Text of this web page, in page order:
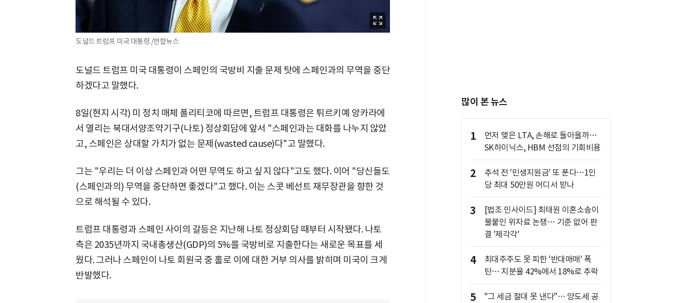
도널드 트럼프 미국 대통령./연합뉴스
도널드 트럼프 미국 대통령이 스페인의 국방비 지출 문제 탓에 스페인과의 무역을 중단
하겠다고 말했다.
8일(현지 시각) 미 정치 매체 폴리티코에 따르면, 트럼프 대통령은 튀르키예 앙카라에
서 열리는 북대서양조약기구(나토) 정상회담에 앞서 "스페인과는 대화를 나누지 않았
고, 스페인은 상대할 가치가 없는 문제(wasted cause)다"고 말했다.
그는 "우리는 더 이상 스페인과 어떤 무역도 하고 싶지 않다"고도 했다. 이어 "당신들도
(스페인과의) 무역을 중단하면 좋겠다"고 했다. 이는 스콧 베선트 재무장관을 향한 것
으로 해석될 수 있다.
트럼프 대통령과 스페인 사이의 갈등은 지난해 나토 정상회담 때부터 시작됐다. 나토
측은 2035년까지 국내총생산(GDP)의 5%를 국방비로 지출한다는 새로운 목표를 세
웠다. 그러나 스페인이 나토 회원국 중 홀로 이에 대한 거부 의사를 밝히며 미국이 크게
반발했다.
많이 본 뉴스
1
먼저 맺은 LTA, 손해로 돌아올까…
SK하이닉스, HBM 선점의 기회비용
2
추석 전 '민생지원금' 또 푼다…1인
당 최대 50만원 어디서 받나
3
[법조 인사이드] 최태원 이혼소송이
불붙인 위자료 논쟁… 기준 없어 판
결 '제각각'
4
최대주주도 못 피한 '반대매매' 폭
탄… 지분율 42%에서 18%로 추락
5
"그 세금 절대 못 낸다"… 양도세 공